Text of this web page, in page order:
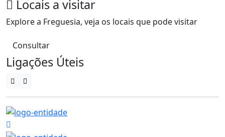
Locais a visitar
Explore a Freguesia, veja os locais que pode visitar
Consultar
Ligações Úteis